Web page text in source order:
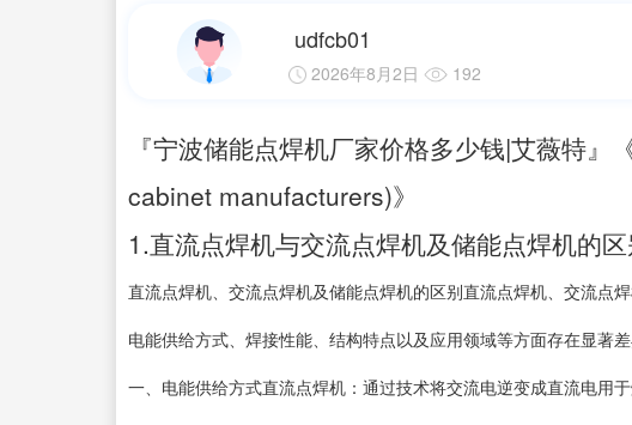
udfcb01
2026年8月2日 192
『宁波储能点焊机厂家价格多少钱|艾薇特
cabinet manufacturers)》
1.直流点焊机与交流点焊机及储能点焊机的
直流点焊机、交流点焊机及储能点焊机的区别直流点焊机、交流点
电能供给方式、焊接性能、结构特点以及应用领域等方面存在显著差
一、电能供给方式直流点焊机：通过技术将交流电逆变成直流电用